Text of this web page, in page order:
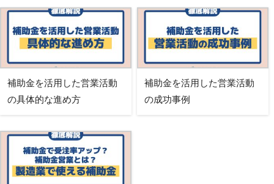
補助金を活用した営業活動
の具体的な進め方
補助金を活用した営業活動
の成功事例